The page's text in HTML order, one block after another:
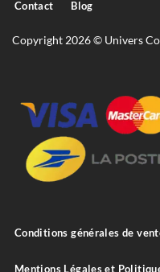
Contact Blog
Copyright 2026 © Univers
Conditions générales de
Mentions Légales et